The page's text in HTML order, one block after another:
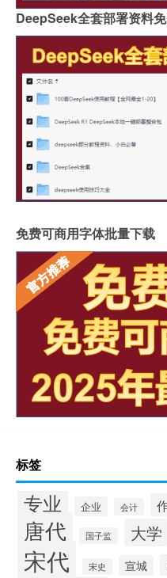
DeepSeek全套部署资料
免费可商用字体批量下载
标签
专业 企业 会计
唐代 国子监 大学
宋代 宋史 宣城